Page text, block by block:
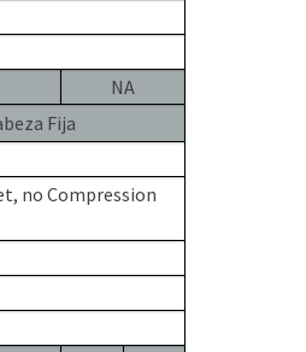
NA
Fija
no Compression